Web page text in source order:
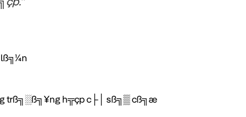
trß╗░ß╗¥ng h╦çp c├│ sß╗▒ cß╗æ